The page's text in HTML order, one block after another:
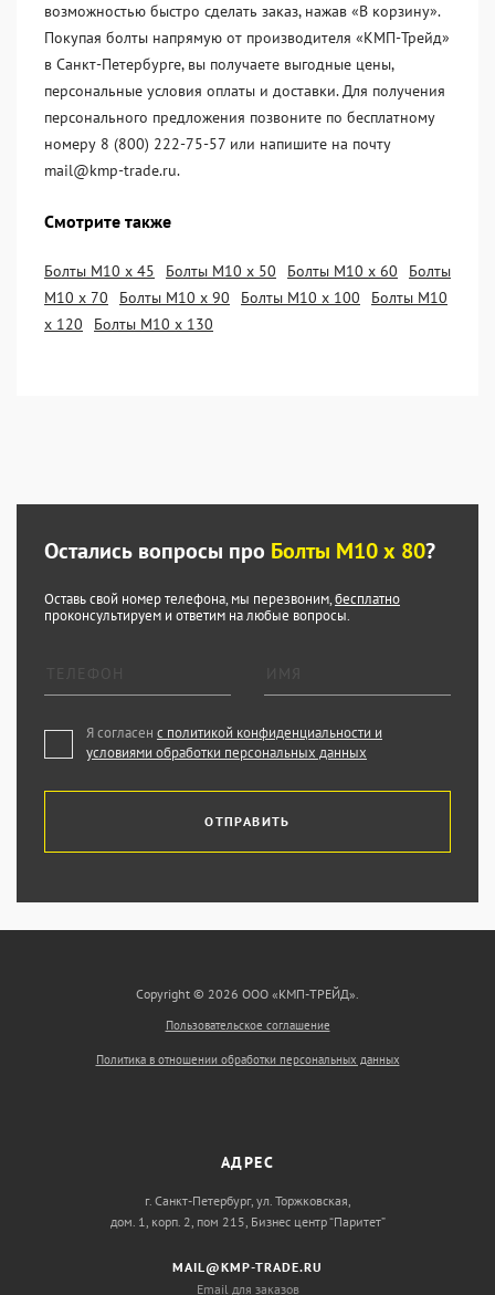
возможностью быстро сделать заказ, нажав «В корзину».
Покупая болты напрямую от производителя «KМП-Трейд»
в Санкт-Петербурге, вы получаете выгодные цены,
персональные условия оплаты и доставки. Для получения
персонального предложения позвоните по бесплатному
номеру 8 (800) 222-75-57 или напишите на почту
mail@kmp-trade.ru.
Смотрите также
Болты М10 х 45 Болты М10 х 50 Болты М10 х 60
Болты
М10 х 70
Болты М10 х 90 Болты М10 х 100
Болты М10
х 120
Болты М10 х 130
Остались вопросы про Болты М10 х 80?
Оставь свой номер телефона, мы перезвоним,бесплатно
проконсультируем и ответим на любые вопросы.
Я согласен с политикой конфиденциальности и
условиями обработки персональных данных
ОТПРАВИТЬ
Copyright © 2026 ООО «КМП-ТРЕЙД».
Пользовательское соглашение
Политика в отношении обработки персональных данных
АДРЕС
г. Санкт-Петербург, ул. Торжковская,
дом. 1, корп. 2, пом 215, Бизнес центр “Паритет”
MAIL@KMP-TRADE.RU
Email для заказов